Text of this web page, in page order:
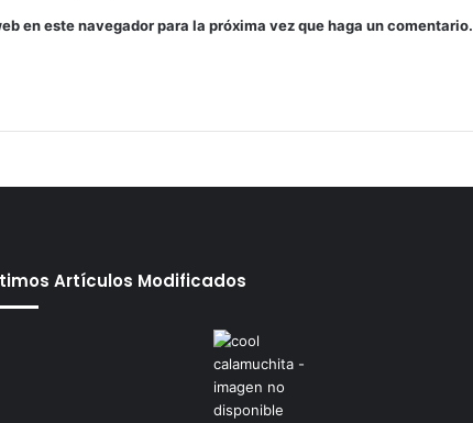
en este navegador para la próxima vez que haga un comentario.
Artículos Modificados